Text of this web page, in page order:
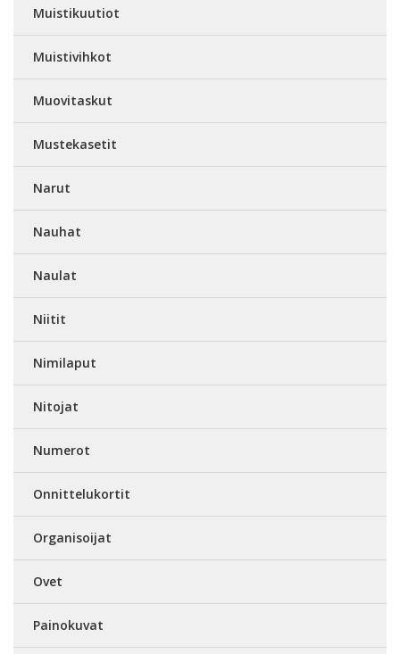
Muistikuutiot
Muistivihkot
Muovitaskut
Mustekasetit
Narut
Nauhat
Naulat
Niitit
Nimilaput
Nitojat
Numerot
Onnittelukortit
Organisoijat
Ovet
Painokuvat